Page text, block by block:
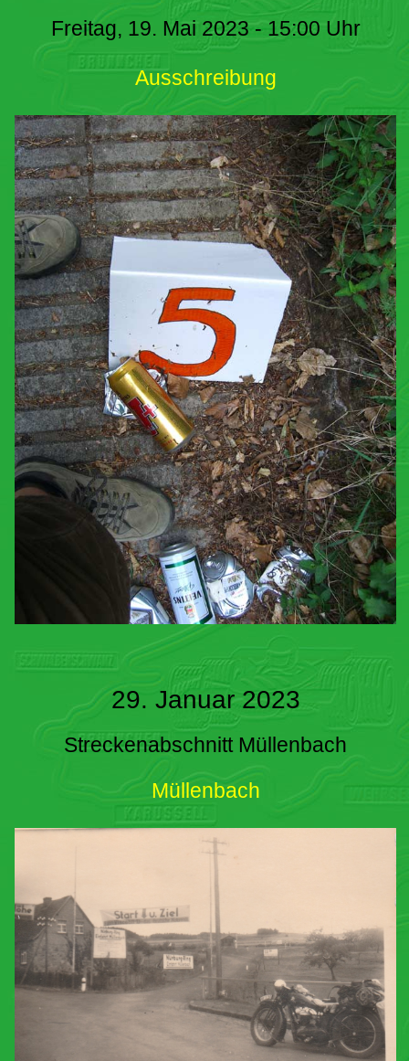
Freitag, 19. Mai 2023 - 15:00 Uhr
Ausschreibung
29. Januar 2023
Streckenabschnitt Müllenbach
Müllenbach